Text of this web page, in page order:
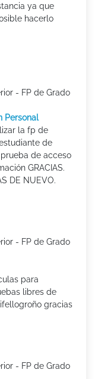
ya que
hacerlo
- FP de Grado
Personal
la fp de
de
de acceso
GRACIAS.
DE NUEVO.
- FP de Grado
para
libres de
gracias
- FP de Grado